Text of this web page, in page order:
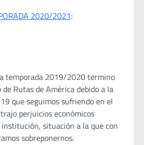
2020/2021:
temporada 2019/2020 termino
Rutas de América debido a la
que seguimos sufriendo en el
perjuicios económicos
situación a la que con
sobreponernos.